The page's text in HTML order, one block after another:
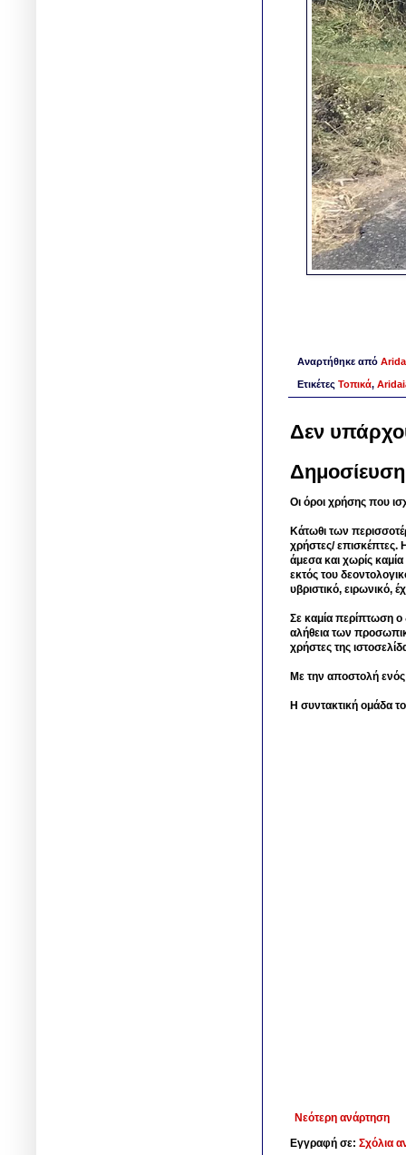
Αναρτήθηκε από
Ετικέτες Τοπικά,
Δεν
Οι όροι χρήσης που
Κάτωθι των
χρήστες/ επισκέπτες.
άμεσα και χωρίς
εκτός του
υβριστικό, ειρωνικό,
Σε καμία περίπτωση ο
αλήθεια των
χρήστες της
Με την αποστολή
Η συντακτική ομάδα
Νεότερη ανάρτηση
Εγγραφή σε: Σχόλια